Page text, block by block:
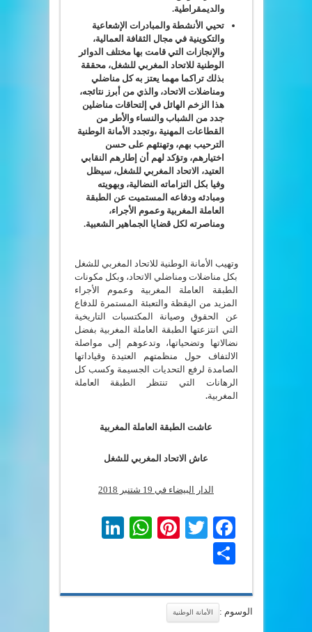
والديمقراطية.
تحيي الأنشطة والمبادرات الإشعاعية
والتكوينية في مجال الثقافة العمالية،
والإنجازات التي قامت بها مختلف الدوائر
الوطنية للاتحاد المغربي للشغل، محققة
بذلك تراكما مهما يعتز به كل مناضلي
ومناضلات الاتحاد، والذي من أبرز نتائجه،
هذا الزخم الهائل في إلتحاقات مناضلين
جدد من الشباب والنساء والأطر من
القطاعات المهنية ،وتجدد الأمانة الوطنية
الترحيب بهم، وتهنئهم على حسن
اختيارهم، وتؤكد لهم أن إطارهم النقابي
العتيد، الاتحاد المغربي للشغل، سيظل
وفيا بكل التزاماته النضالية، وبهويته
ومبادئه ودفاعه المستميت عن الطبقة
العاملة المغربية وعموم الأجراء،
ومناصرته لكل قضايا الجماهير الشعبية.
وتهيب الأمانة الوطنية للاتحاد المغربي للشغل
بكل مناضلات ومناضلي الاتحاد، وبكل مكونات
الطبقة العاملة المغربية وعموم الأجراء
المزيد من اليقظة والتعبئة المستمرة للدفاع
عن الحقوق وصيانة المكتسبات التاريخية
التي انتزعتها الطبقة العاملة المغربية بفضل
نضالاتها وتضحياتها، وتدعوهم إلى مواصلة
الالتفاف حول منظمتهم العتيدة وقياداتها
الصامدة لرفع التحديات الجسيمة وكسب كل
الرهانات التي تنتظر الطبقة العاملة
المغربية.
عاشت الطبقة العاملة المغربية
عاش الاتحاد المغربي للشغل
الدار البيضاء في 19 شتنبر 2018
Facebook
Twitter
Pinterest
WhatsApp
الوسوم : الأمانة الوطنية